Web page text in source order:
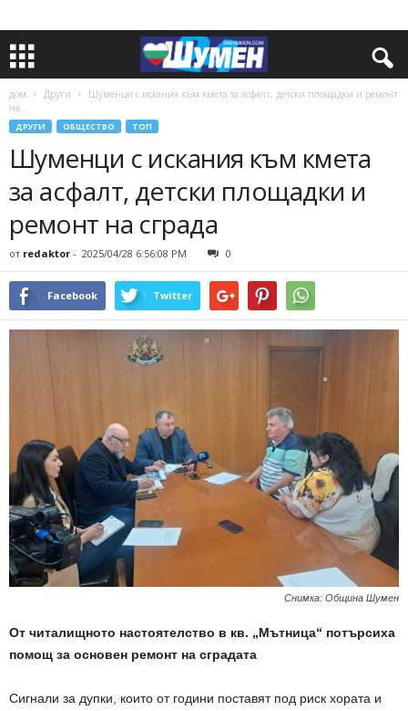
дом Други
Шуменци с искания към кмета за асфалт, детски площадки и ремонт
на...
ДРУГИ ОБЩЕСТВО ТОП
Шуменци с искания към кмета
за асфалт, детски площадки и
ремонт на сграда
от redaktor - 2025/04/28 6:56:08 PM 0
Facebook Twitter
Снимка: Община Шумен
От читалищното настоятелство в кв. „Мътница“ потърсиха
помощ за основен ремонт на сградата
Сигнали за дупки, които от години поставят под риск хората и